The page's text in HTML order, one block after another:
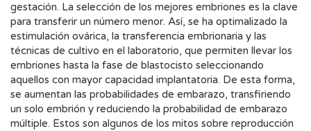
gestación. La selección de los mejores embriones es la clave
para transferir un número menor. Así, se ha optimalizado la
estimulación ovárica, la transferencia embrionaria y las
técnicas de cultivo en el laboratorio, que permiten llevar los
embriones hasta la fase de blastocisto seleccionando
aquellos con mayor capacidad implantatoria. De esta forma,
se aumentan las probabilidades de embarazo, transfiriendo
un solo embrión y reduciendo la probabilidad de embarazo
múltiple. Estos son algunos de los mitos sobre reproducción